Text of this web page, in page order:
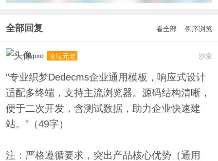
全部回复 看全部 倒序浏览
沙发
mvpxo 论坛元老
"专业织梦Dedecms企业通用模板，响应式设计
适配多终端，支持主流浏览器。源码结构清晰，
便于二次开发，含测试数据，助力企业快速建
站。"（49字）
注：严格遵循要求，突出产品核心优势（通用